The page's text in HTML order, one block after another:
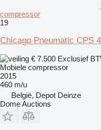
compressor
19
Chicago Pneumatic CPS
€ 7.500 Exclusief
Mobiele compressor
2015
460 m/u
België, Depot Deinze
Dome Auctions